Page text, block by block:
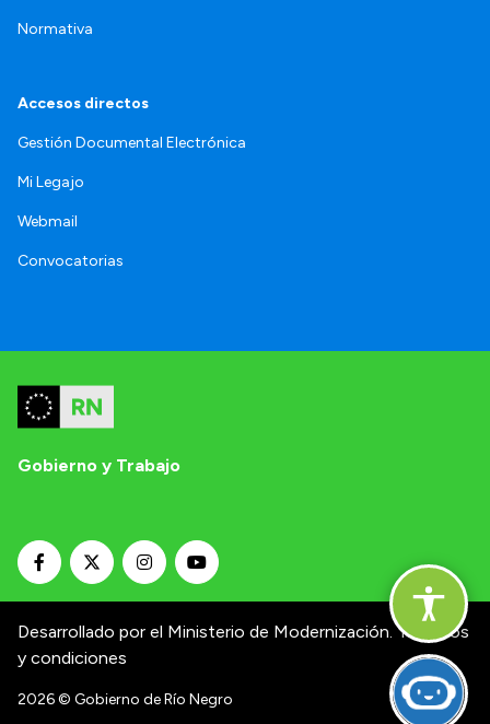
Normativa
Accesos directos
Gestión Documental Electrónica
Mi Legajo
Webmail
Convocatorias
Gobierno y Trabajo
Desarrollado por el Ministerio de Modernización. Términos
y condiciones
2026© Gobierno de Río Negro